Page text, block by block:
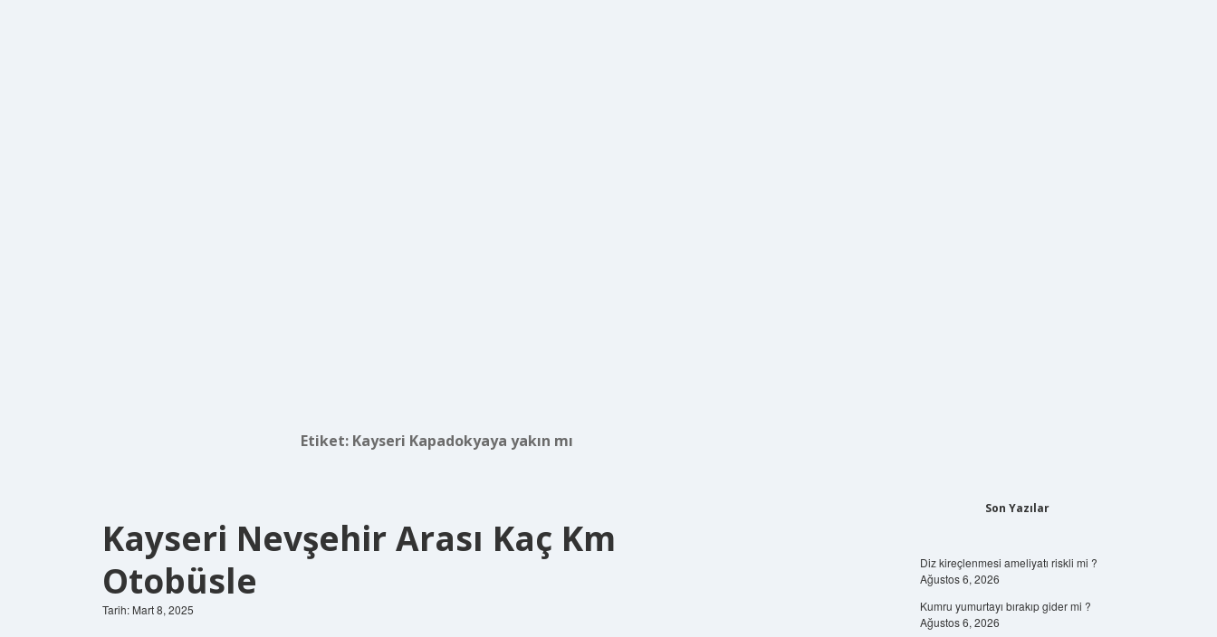
Etiket: Kayseri Kapadokyaya yakın mı
Kayseri Nevşehir Arası Kaç Km
Otobüsle
Tarih: Mart 8, 2025
Son Yazılar
Diz kireçlenmesi ameliyatı riskli mi ?
Ağustos 6, 2026
Kumru yumurtayı bırakıp gider mi ?
Ağustos 6, 2026